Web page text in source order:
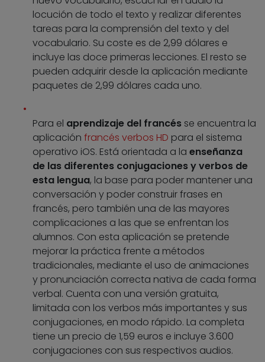
locución de todo el texto y realizar diferentes
tareas para la comprensión del texto y del
vocabulario. Su coste es de 2,99 dólares e
incluye las doce primeras lecciones. El resto se
pueden adquirir desde la aplicación mediante
paquetes de 2,99 dólares cada uno.
Para el aprendizaje del francés se encuentra la
aplicación francés verbos HD para el sistema
operativo iOS. Está orientada a la enseñanza
de las diferentes conjugaciones y verbos de
esta lengua, la base para poder mantener una
conversación y poder construir frases en
francés, pero también una de las mayores
complicaciones a las que se enfrentan los
alumnos. Con esta aplicación se pretende
mejorar la práctica frente a métodos
tradicionales, mediante el uso de animaciones
y pronunciación correcta nativa de cada forma
verbal. Cuenta con una versión gratuita,
limitada con los verbos más importantes y sus
conjugaciones, en modo rápido. La completa
tiene un precio de 1,59 euros e incluye 3.600
conjugaciones con sus respectivos audios.